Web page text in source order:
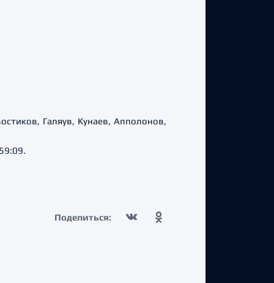
Галяув, Кунаев, Апполонов,
Поделиться: